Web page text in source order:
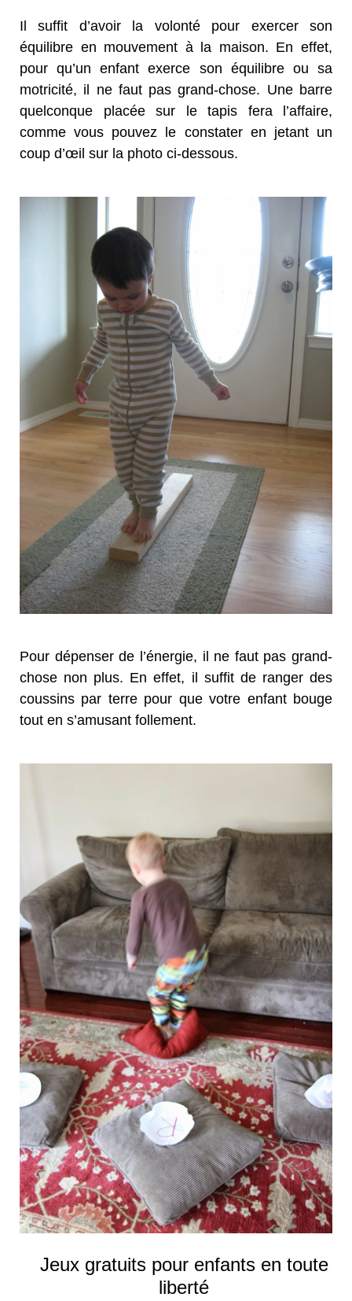
Il suffit d’avoir la volonté pour exercer son
équilibre en mouvement à la maison. En effet,
pour qu’un enfant exerce son équilibre ou sa
motricité, il ne faut pas grand-chose. Une barre
quelconque placée sur le tapis fera l’affaire,
comme vous pouvez le constater en jetant un
coup d’œil sur la photo ci-dessous.
Pour dépenser de l’énergie, il ne faut pas grand-
chose non plus. En effet, il suffit de ranger des
coussins par terre pour que votre enfant bouge
tout en s’amusant follement.
Jeux gratuits pour enfants en toute
liberté